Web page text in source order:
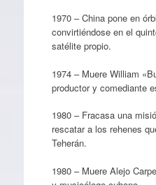
1970 – China pone en
convirtiéndose en el
satélite propio.
1974 – Muere William
productor y comediante
1980 – Fracasa una
rescatar a los rehenes
Teherán.
1980 – Muere Alejo